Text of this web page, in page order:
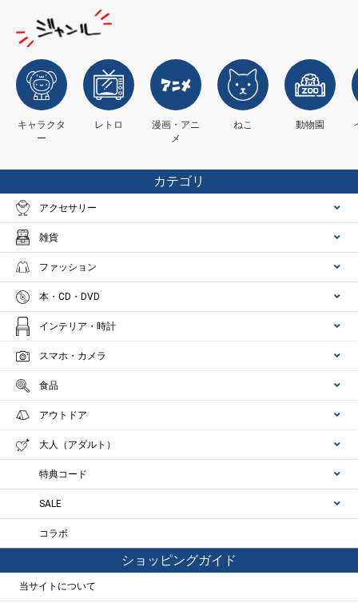
キャラクタ
ー
レトロ
漫画・アニ
メ
ねこ 動物園
カテゴリ
アクセサリー
雑貨
ファッション
本・CD・DVD
インテリア・時計
スマホ・カメラ
食品
アウトドア
大人（アダルト）
特典コード
SALE
コラボ
ショッピングガイド
当サイトについて